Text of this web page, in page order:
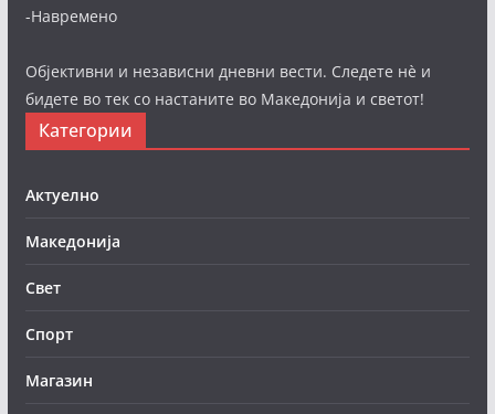
-Навремено
Објективни и независни дневни вести. Следете нè и
бидете во тек со настаните во Македонија и светот!
Категории
Актуелно
Македонија
Свет
Спорт
Магазин